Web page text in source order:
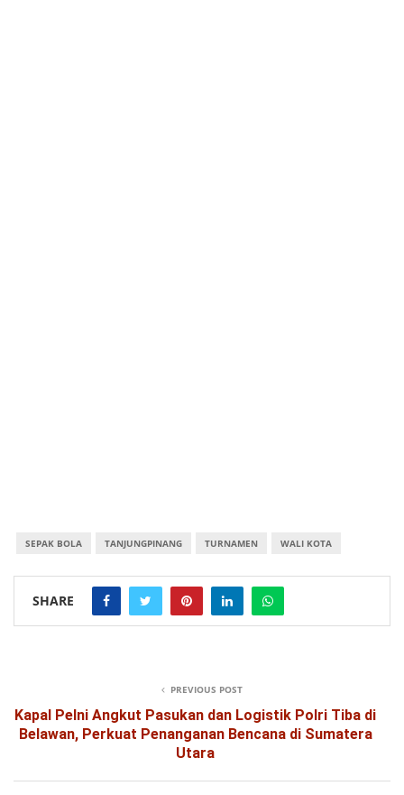
SEPAK BOLA TANJUNGPINANG TURNAMEN WALI KOTA
SHARE
PREVIOUS POST
Kapal Pelni Angkut Pasukan dan Logistik Polri Tiba di
Belawan, Perkuat Penanganan Bencana di Sumatera
Utara